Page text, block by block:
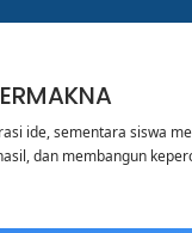
ide, sementara siswa
dan membangun